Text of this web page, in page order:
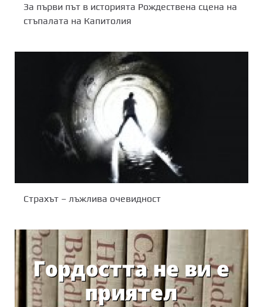
За първи път в историята Рождествена сцена на
стъпалата на Капитолия
Страхът – лъжлива очевидност